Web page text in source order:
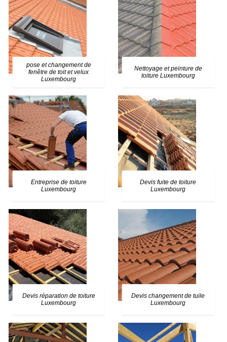
pose et changement de
fenêtre de toit et velux
Luxembourg
Nettoyage et peinture de
toiture Luxembourg
Entreprise de toiture
Luxembourg
Devis fuite de toiture
Luxembourg
Devis réparation de toiture
Luxembourg
Devis changement de tuile
Luxembourg